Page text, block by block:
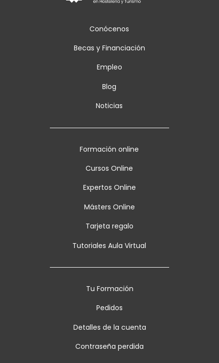
Conócenos
Becas y Financiación
Empleo
Blog
Noticias
Formación online
Cursos Online
Expertos Online
Másters Online
Tarjeta regalo
Tutoriales Aula Virtual
Tu Formación
Pedidos
Detalles de la cuenta
Contraseña perdida